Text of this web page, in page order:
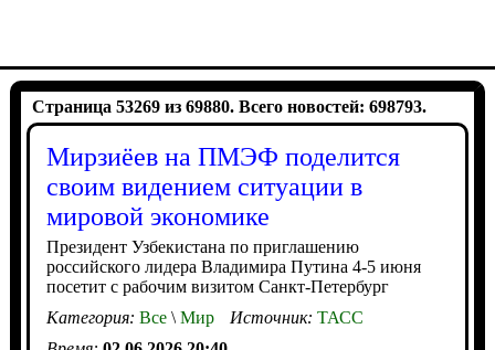
Страница 53269 из 69880. Всего новостей: 698793.
Мирзиёев на ПМЭФ поделится
своим видением ситуации в
мировой экономике
Президент Узбекистана по приглашению
российского лидера Владимира Путина 4-5 июня
посетит с рабочим визитом Санкт-Петербург
Категория: Все\Мир Источник: ТАСС